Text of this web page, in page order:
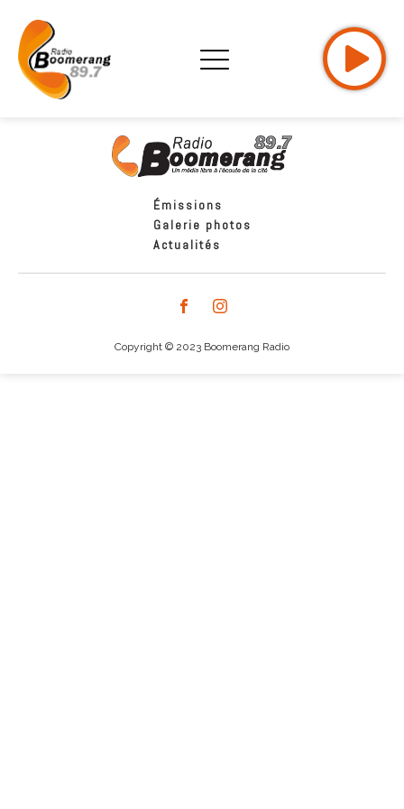
Émissions
Galerie photos
Actualités
Copyright © 2023 Boomerang Radio